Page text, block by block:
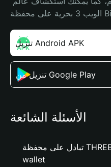
تنزيل Android APK
تنزيل من Google Play
الأسئلة الشائعة
تبادل على محفظة THREE-ARROWZ-CAPITEL-
wallet